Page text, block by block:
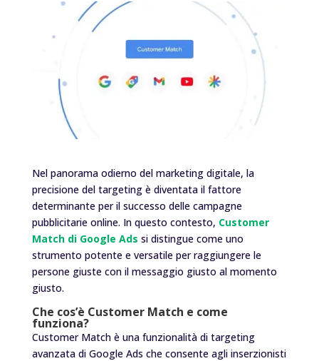
Nel panorama odierno del marketing digitale, la
precisione del targeting è diventata il fattore
determinante per il successo delle campagne
pubblicitarie online. In questo contesto, Customer
Match di Google Ads si distingue come uno
strumento potente e versatile per raggiungere le
persone giuste con il messaggio giusto al momento
giusto.
Che cos’è Customer Match e come
funziona?
Customer Match è una funzionalità di targeting
avanzata di Google Ads che consente agli inserzionisti